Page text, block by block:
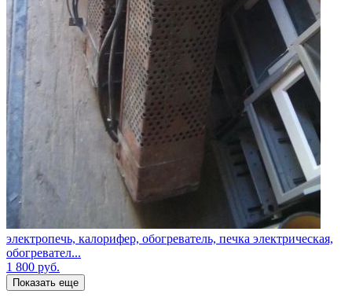
электропечь, калорифер, обогреватель, печка электрическая,
обогревател...
1 800 руб.
Показать еще